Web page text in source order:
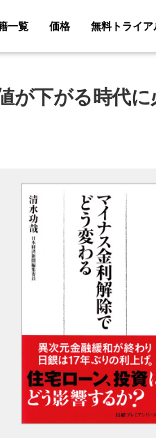
一覧 価格 無料トライア
が下がる時代